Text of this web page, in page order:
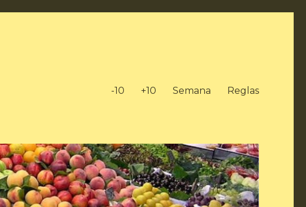
-10 +10 Semana Reglas